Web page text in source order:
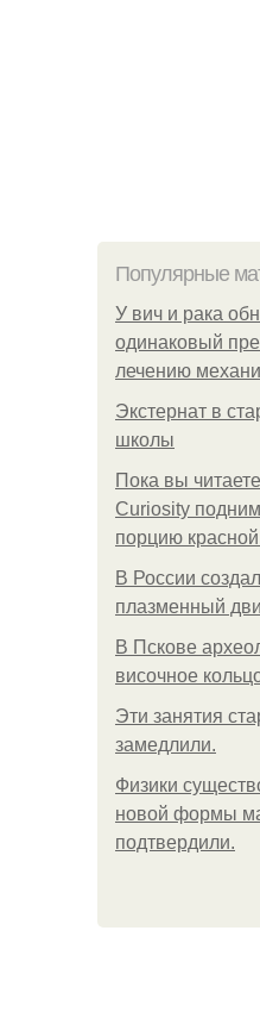
Популярные
У вич и рака
одинаковый
лечению
Экстернат в
школы
Пока вы
Curiosity
порцию
В России
плазменный
В Пскове
височное
Эти занятия
замедлили.
Физики
новой формы
подтвердили.